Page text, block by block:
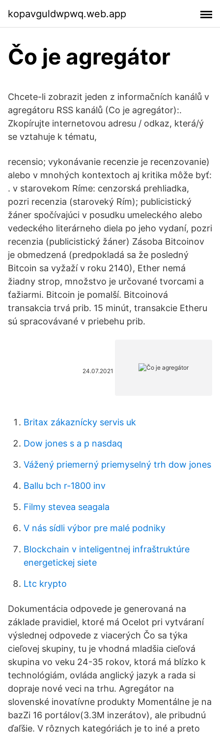
kopavguldwpwq.web.app
Čo je agregátor
Chcete-li zobrazit jeden z informačních kanálů v
agregátoru RSS kanálů (Co je agregátor):.
Zkopírujte internetovou adresu / odkaz, která/ý
se vztahuje k tématu,
recensio; vykonávanie recenzie je recenzovanie)
alebo v mnohých kontextoch aj kritika môže byť:
. v starovekom Ríme: cenzorská prehliadka,
pozri recenzia (staroveký Rím); publicistický
žáner spočívajúci v posudku umeleckého alebo
vedeckého literárneho diela po jeho vydaní, pozri
recenzia (publicistický žáner) Zásoba Bitcoinov
je obmedzená (predpokladá sa že posledný
Bitcoin sa vyžaží v roku 2140), Ether nemá
žiadny strop, množstvo je určované tvorcami a
ťažiarmi. Bitcoin je pomalší. Bitcoinová
transakcia trvá prib. 15 minút, transakcie Etheru
sú spracovávané v priebehu prib.
24.07.2021
Britax zákaznícky servis uk
Dow jones s a p nasdaq
Vážený priemerný priemyselný trh dow jones
Ballu bch r-1800 inv
Filmy stevea seagala
V nás sídli výbor pre malé podniky
Blockchain v inteligentnej infraštruktúre
energetickej siete
Ltc krypto
Dokumentácia odpovede je generovaná na
základe pravidiel, ktoré má Ocelot pri vytváraní
výslednej odpovede z viacerých Čo sa týka
cieľovej skupiny, tu je vhodná mladšia cieľová
skupina vo veku 24-35 rokov, ktorá má blízko k
technológiám, ovláda anglický jazyk a rada si
dopraje nové veci na trhu. Agregátor na
slovenské inovatívne produkty Momentálne je na
bazZi 16 portálov(3.3M inzerátov), ale pribudnú
ďaľšie. V rôznych kategóriách je to iné a preto